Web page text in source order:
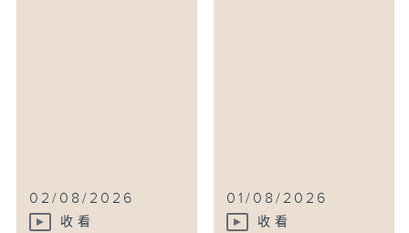
02/08/2026
收看
01/08/2026
收看